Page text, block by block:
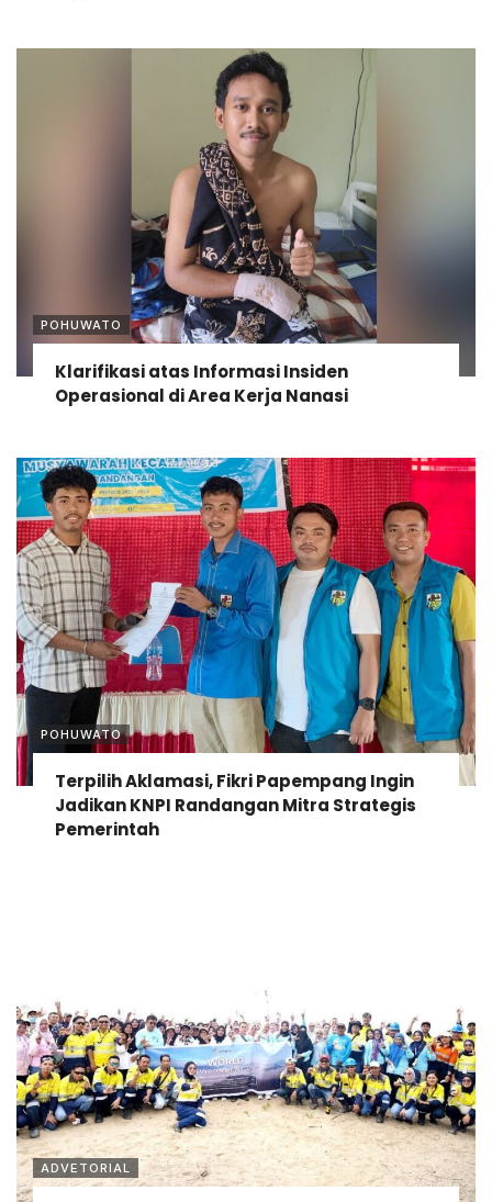
POHUWATO
Klarifikasi atas Informasi Insiden
Operasional di Area Kerja Nanasi
POHUWATO
Terpilih Aklamasi, Fikri Papempang Ingin
Jadikan KNPI Randangan Mitra Strategis
Pemerintah
ADVETORIAL